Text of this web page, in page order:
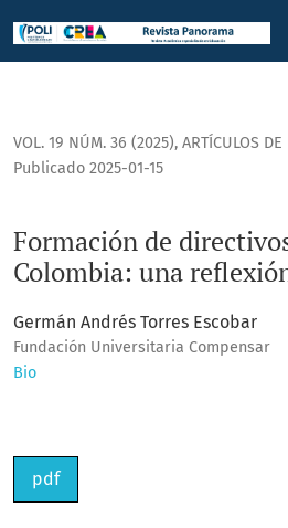
VOL. 19 NÚM. 36 (2025), ARTÍCULOS DE
Formación de
Colombia: una
Publicado 2025-01-15
Germán Andrés Torres Escobar
Fundación Universitaria Compensar
Bio
pdf